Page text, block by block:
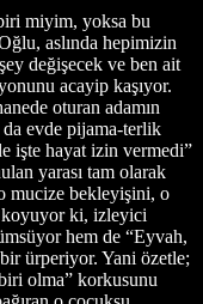
miyim, yoksa bu
aslında hepimizin
değişecek ve ben ait
acayip kaşıyor.
oturan adamın
da evde pijama-terlik
işte hayat izin vermedi”
yarası tam olarak
mucize bekleyişini, o
koyuyor ki, izleyici
hem de “Eyvah,
ürperiyor. Yani özetle;
biri olma” korkusunu